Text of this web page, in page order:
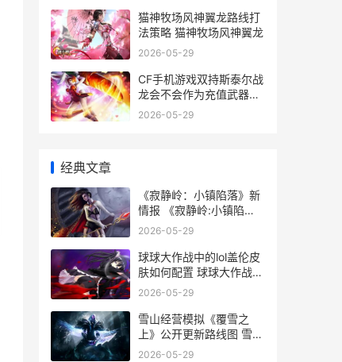
猫神牧场风神翼龙路线打
法策略 猫神牧场风神翼龙
2026-05-29
CF手机游戏双持斯泰尔战
龙会不会作为充值武器上
线 cf手机游戏双持怎么玩
2026-05-29
经典文章
《寂静岭：小镇陷落》新
情报 《寂静岭:小镇陷
落》
2026-05-29
球球大作战中的lol盖伦皮
肤如何配置 球球大作战中
的神技如何释放?
2026-05-29
雪山经营模拟《覆雪之
上》公开更新路线图 雪山
游戏玩法
2026-05-29